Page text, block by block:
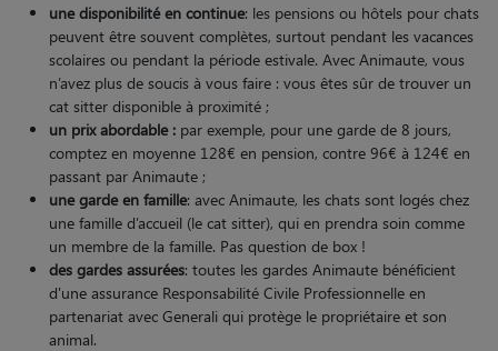
une disponibilité en continue: les pensions ou hôtels pour chats
peuvent être souvent complètes, surtout pendant les vacances
scolaires ou pendant la période estivale. Avec Animaute, vous
n’avez plus de soucis à vous faire : vous êtes sûr de trouver un
cat sitter disponible à proximité ;
un prix abordable : par exemple, pour une garde de 8 jours,
comptez en moyenne 128€ en pension, contre 96€ à 124€ en
passant par Animaute ;
une garde en famille: avec Animaute, les chats sont logés chez
une famille d’accueil (le cat sitter), qui en prendra soin comme
un membre de la famille. Pas question de box !
des gardes assurées: toutes les gardes Animaute bénéficient
d'une assurance Responsabilité Civile Professionnelle en
partenariat avec Generali qui protège le propriétaire et son
animal.